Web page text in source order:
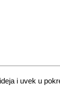
i uvek u